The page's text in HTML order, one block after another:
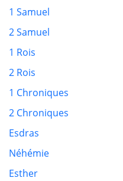
1 Samuel
2 Samuel
1 Rois
2 Rois
1 Chroniques
2 Chroniques
Esdras
Néhémie
Esther